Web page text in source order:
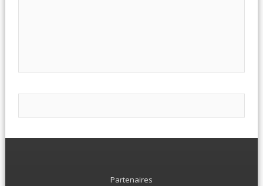
Partenaires